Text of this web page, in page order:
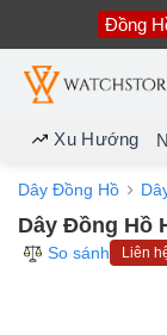
nội
dung
Đồng
Xu Hướng
Dây Đồng Hồ
Dây Đồng Hồ
So sánh
Liên